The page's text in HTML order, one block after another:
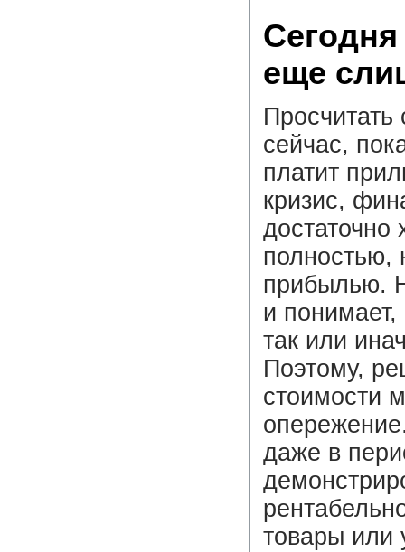
еще
Просчитать
сейчас,
платит
кризис,
полностью,
прибылью.
и понимает,
так или
Поэтому,
стоимости
даже в
товары или